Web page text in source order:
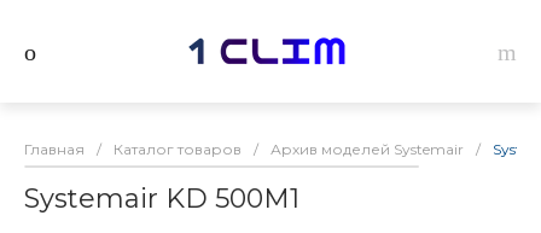
Главная / Каталог товаров / Архив моделей Systemair /
Systemair KD 500M1